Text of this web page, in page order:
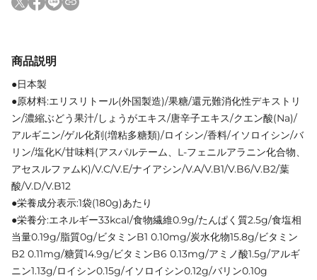
商品説明
●日本製
●原材料:エリスリトール(外国製造)/果糖/還元難消化性デキストリ
ン/濃縮ぶどう果汁/しょうがエキス/唐辛子エキス/クエン酸(Na)/
アルギニン/ゲル化剤(増粘多糖類)/ロイシン/香料/イソロイシン/バ
リン/塩化K/甘味料(アスパルテーム、L-フェニルアラニン化合物、
アセスルファムK)/V.C/V.E/ナイアシン/V.A/V.B1/V.B6/V.B2/葉
酸/V.D/V.B12
●栄養成分表示:1袋(180g)あたり
●栄養分:エネルギー33kcal/食物繊維0.9g/たんぱく質2.5g/食塩相
当量0.19g/脂質0g/ビタミンB1 0.10mg/炭水化物15.8g/ビタミン
B2 0.11mg/糖質14.9g/ビタミンB6 0.13mg/アミノ酸1.5g/アルギ
ニン1.13g/ロイシン0.15g/イソロイシン0.12g/バリン0.10g